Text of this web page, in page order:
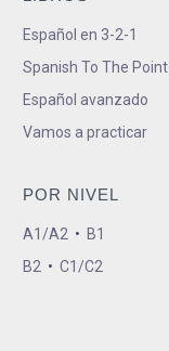
Español en 3-2-1
Spanish To The Point
Español avanzado
Vamos a practicar
POR NIVEL
A1/A2 • B1
B2 • C1/C2